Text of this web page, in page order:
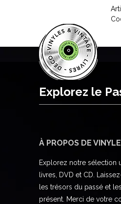
Explorez le
À PROPOS DE
Explorez notre sélection
livres, DVD et CD.
les trésors du passé et
présent. Merci de votre